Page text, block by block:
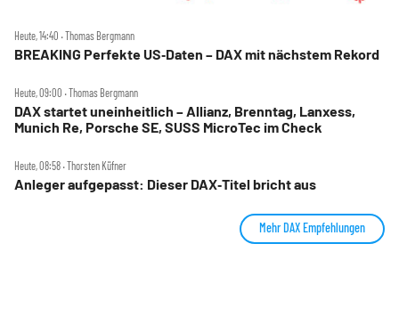
Heute, 14:40 ‧ Thomas Bergmann
BREAKING Perfekte US‑Daten – DAX mit nächstem Rekord
Heute, 09:00 ‧ Thomas Bergmann
DAX startet uneinheitlich – Allianz, Brenntag, Lanxess,
Munich Re, Porsche SE, SUSS MicroTec im Check
Heute, 08:58 ‧ Thorsten Küfner
Anleger aufgepasst: Dieser DAX‑Titel bricht aus
Mehr DAX Empfehlungen